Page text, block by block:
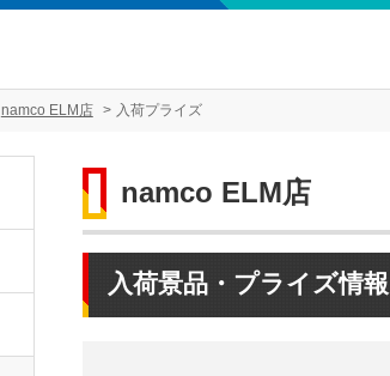
namco ELM店 入荷プライズ
namco ELM店
入荷景品・プライズ情報